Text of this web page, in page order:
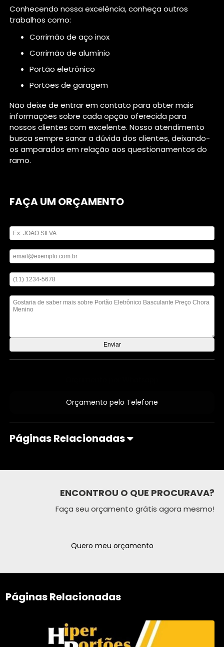
Conhecendo nossa excelência, conheça outros
trabalhos como:
corrimão de aço inox
corrimão de alumínio
portão eletrônico
portões de garagem
Não deixe de entrar em contato para obter mais
informações sobre cada opção oferecida para
nossos clientes com excelente. Nosso atendimento
busca sempre sanar a dúvida dos clientes, deixando-
os amparados em relação aos questionamentos do
ramo.
FAÇA UM ORÇAMENTO
Orçamento pelo Telefone
Páginas Relacionadas
ENCONTROU O QUE PROCURAVA?
Faça seu orçamento grátis agora mesmo!
Quero meu orçamento
Páginas Relacionadas